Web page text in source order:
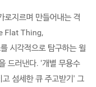
로지르며 만들어내는 격
Flat Thing,
시각적으로 탐구하는 윌
드러낸다. '개별 무용수
섬세한 큐 주고받기' 그